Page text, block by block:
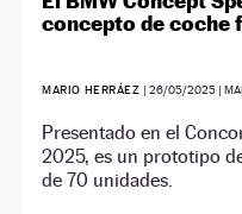
concepto de coche
MARIO HERRÁEZ |26/05/2025 |
Presentado en el
2025, es un prototipo
de 70 unidades.